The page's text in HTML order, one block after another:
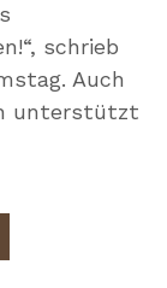
schrieb
Auch
unterstützt